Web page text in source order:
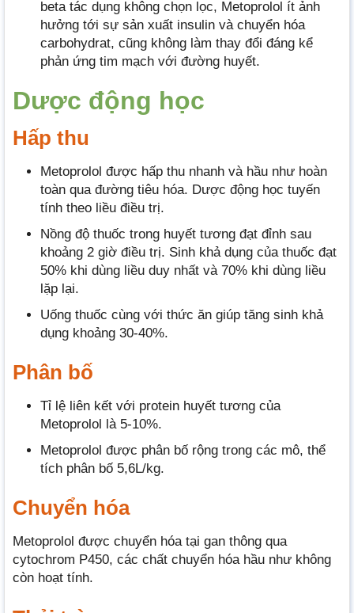
beta tác dụng không chọn lọc, Metoprolol ít ảnh
hưởng tới sự sản xuất insulin và chuyển hóa
carbohydrat, cũng không làm thay đổi đáng kể
phản ứng tim mạch với đường huyết.
Dược động học
Hấp thu
Metoprolol được hấp thu nhanh và hầu như hoàn
toàn qua đường tiêu hóa. Dược động học tuyến
tính theo liều điều trị.
Nồng độ thuốc trong huyết tương đạt đỉnh sau
khoảng 2 giờ điều trị. Sinh khả dụng của thuốc đạt
50% khi dùng liều duy nhất và 70% khi dùng liều
lặp lại.
Uống thuốc cùng với thức ăn giúp tăng sinh khả
dụng khoảng 30-40%.
Phân bố
Tỉ lệ liên kết với protein huyết tương của
Metoprolol là 5-10%.
Metoprolol được phân bố rộng trong các mô, thể
tích phân bố 5,6L/kg.
Chuyển hóa
Metoprolol được chuyển hóa tại gan thông qua
cytochrom P450, các chất chuyển hóa hầu như không
còn hoạt tính.